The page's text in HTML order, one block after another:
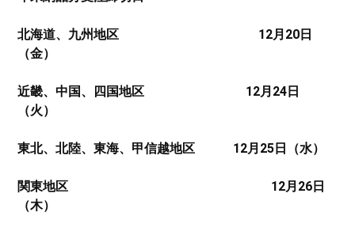
北海道、九州地区 12月20日
（金）
近畿、中国、四国地区 12月24日
（火）
東北、北陸、東海、甲信越地区 12月25日（水）
関東地区 12月26日
（木）